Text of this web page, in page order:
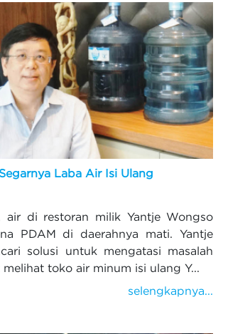
Segarnya Laba Air Isi Ulang
air di restoran milik Yantje Wongso
PDAM di daerahnya mati. Yantje
solusi untuk mengatasi masalah
melihat toko air minum isi ulang Y...
selengkapnya...